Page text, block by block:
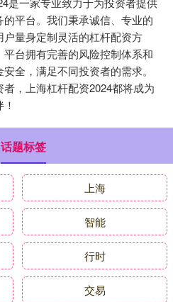
平台。我们秉承诚信、专业的
量身定制灵活的杠杆配资方
台拥有完善的风险控制体系和
全，满足不同投资者的需求。
，上海杠杆配资2024都将成为
话题标签
上海
智能
行时
交易